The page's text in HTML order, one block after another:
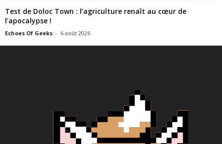
Test de Doloc Town : l’agriculture renaît au cœur de
l’apocalypse !
Echoes Of Geeks - 6 août 2026